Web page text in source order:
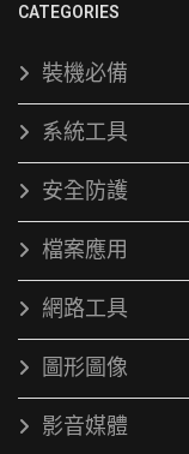
CATEGORIES
裝機必備
系統工具
安全防護
檔案應用
網路工具
圖形圖像
影音媒體